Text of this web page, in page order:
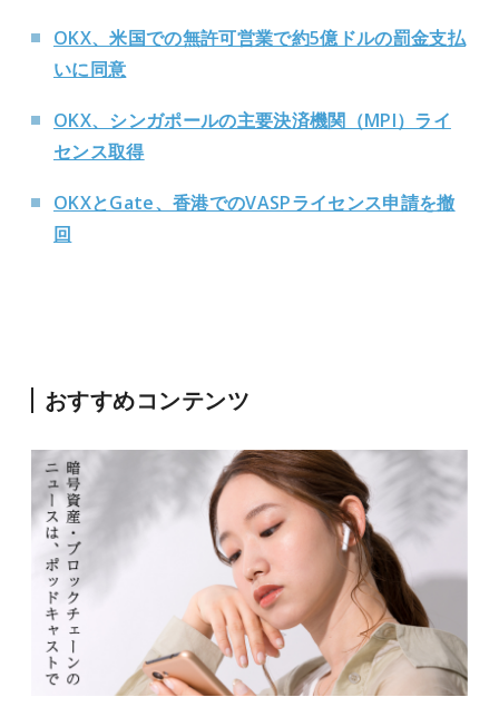
OKX、米国での無許可営業で約5億ドルの罰金支払
いに同意
OKX、シンガポールの主要決済機関（MPI）ライ
センス取得
OKXとGate、香港でのVASPライセンス申請を撤
回
おすすめコンテンツ